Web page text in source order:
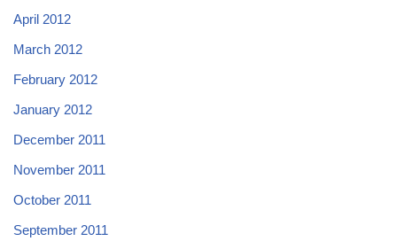
April 2012
March 2012
February 2012
January 2012
December 2011
November 2011
October 2011
September 2011